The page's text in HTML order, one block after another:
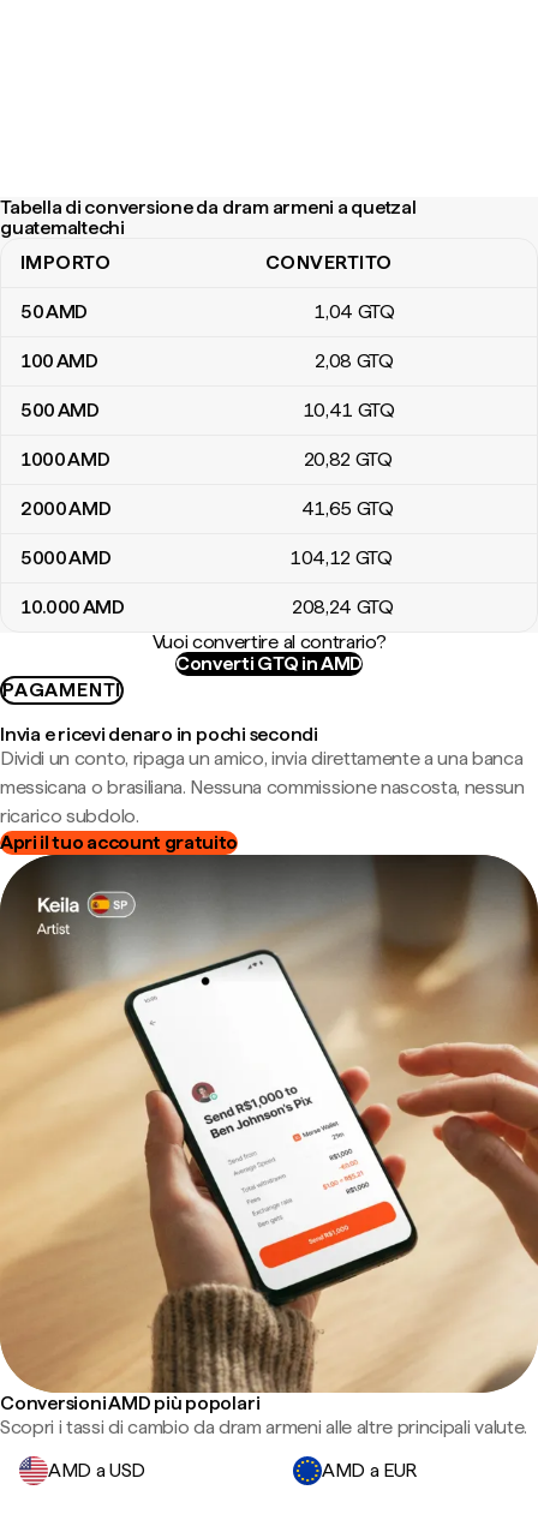
Tabella di conversione da dram armeni a quetzal
guatemaltechi
Tabella di conversione da dram armeni a quetzal guatemaltechi
IMPORTO CONVERTITO
50AMD 1,04 GTQ
100AMD 2,08 GTQ
500AMD 10,41 GTQ
1000AMD 20,82 GTQ
2000AMD 41,65 GTQ
5000AMD 104,12 GTQ
10.000AMD 208,24 GTQ
Vuoi convertire al contrario?
Converti GTQ in AMD
PAGAMENTI
Invia e ricevi denaro in pochi secondi
Dividi un conto, ripaga un amico, invia direttamente a una banca
messicana o brasiliana. Nessuna commissione nascosta, nessun
ricarico subdolo.
Apri il tuo account gratuito
Conversioni AMD più popolari
Scopri i tassi di cambio da dram armeni alle altre principali valute.
AMD a USD
AMD a EUR